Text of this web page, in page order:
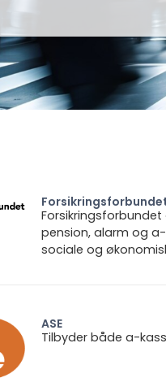
pension, alarm og
sociale og
ASE
Tilbyder både a-